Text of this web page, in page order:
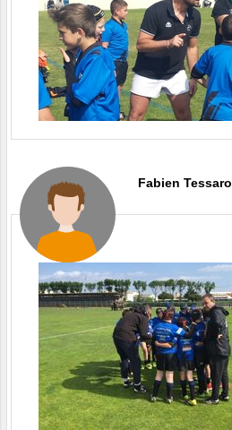
Fabien Tessaro